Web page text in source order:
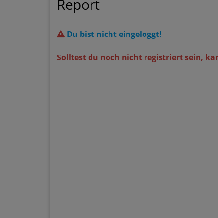
Report
Du bist nicht eingeloggt!
Solltest du noch nicht registriert sein,